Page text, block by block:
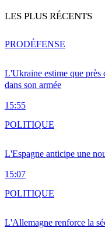
LES PLUS RÉCENTS
L'Ukraine estime que près
dans son armée
15:55
PRODÉFENSE
L'Espagne anticipe une
15:07
POLITIQUE
L'Allemagne renforce la
POLITIQUE